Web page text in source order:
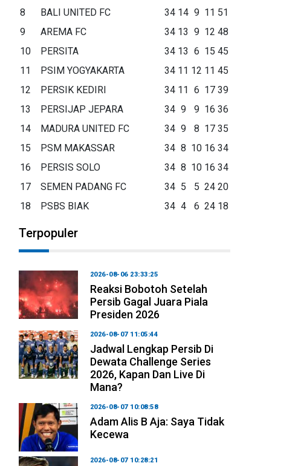
8
BALI UNITED FC 34 14 9 11 51
9
AREMA FC 34 13 9 12 48
10
PERSITA 34 13 6 15 45
11
PSIM YOGYAKARTA 34 11 12 11 45
12
PERSIK KEDIRI 34 11 6 17 39
13
PERSIJAP JEPARA 34 9 9 16 36
14
MADURA UNITED FC 34 9 8 17 35
15
PSM MAKASSAR 34 8 10 16 34
16
PERSIS SOLO 34 8 10 16 34
17
SEMEN PADANG FC 34 5 5 24 20
18
PSBS BIAK 34 4 6 24 18
Terpopuler
2026-08-06 23:33:25
Reaksi Bobotoh Setelah
Persib Gagal Juara Piala
Presiden 2026
2026-08-07 11:05:44
Jadwal Lengkap Persib Di
Dewata Challenge Series
2026, Kapan Dan Live Di
Mana?
2026-08-07 10:08:58
Adam Alis B Aja: Saya Tidak
Kecewa
2026-08-07 10:28:21